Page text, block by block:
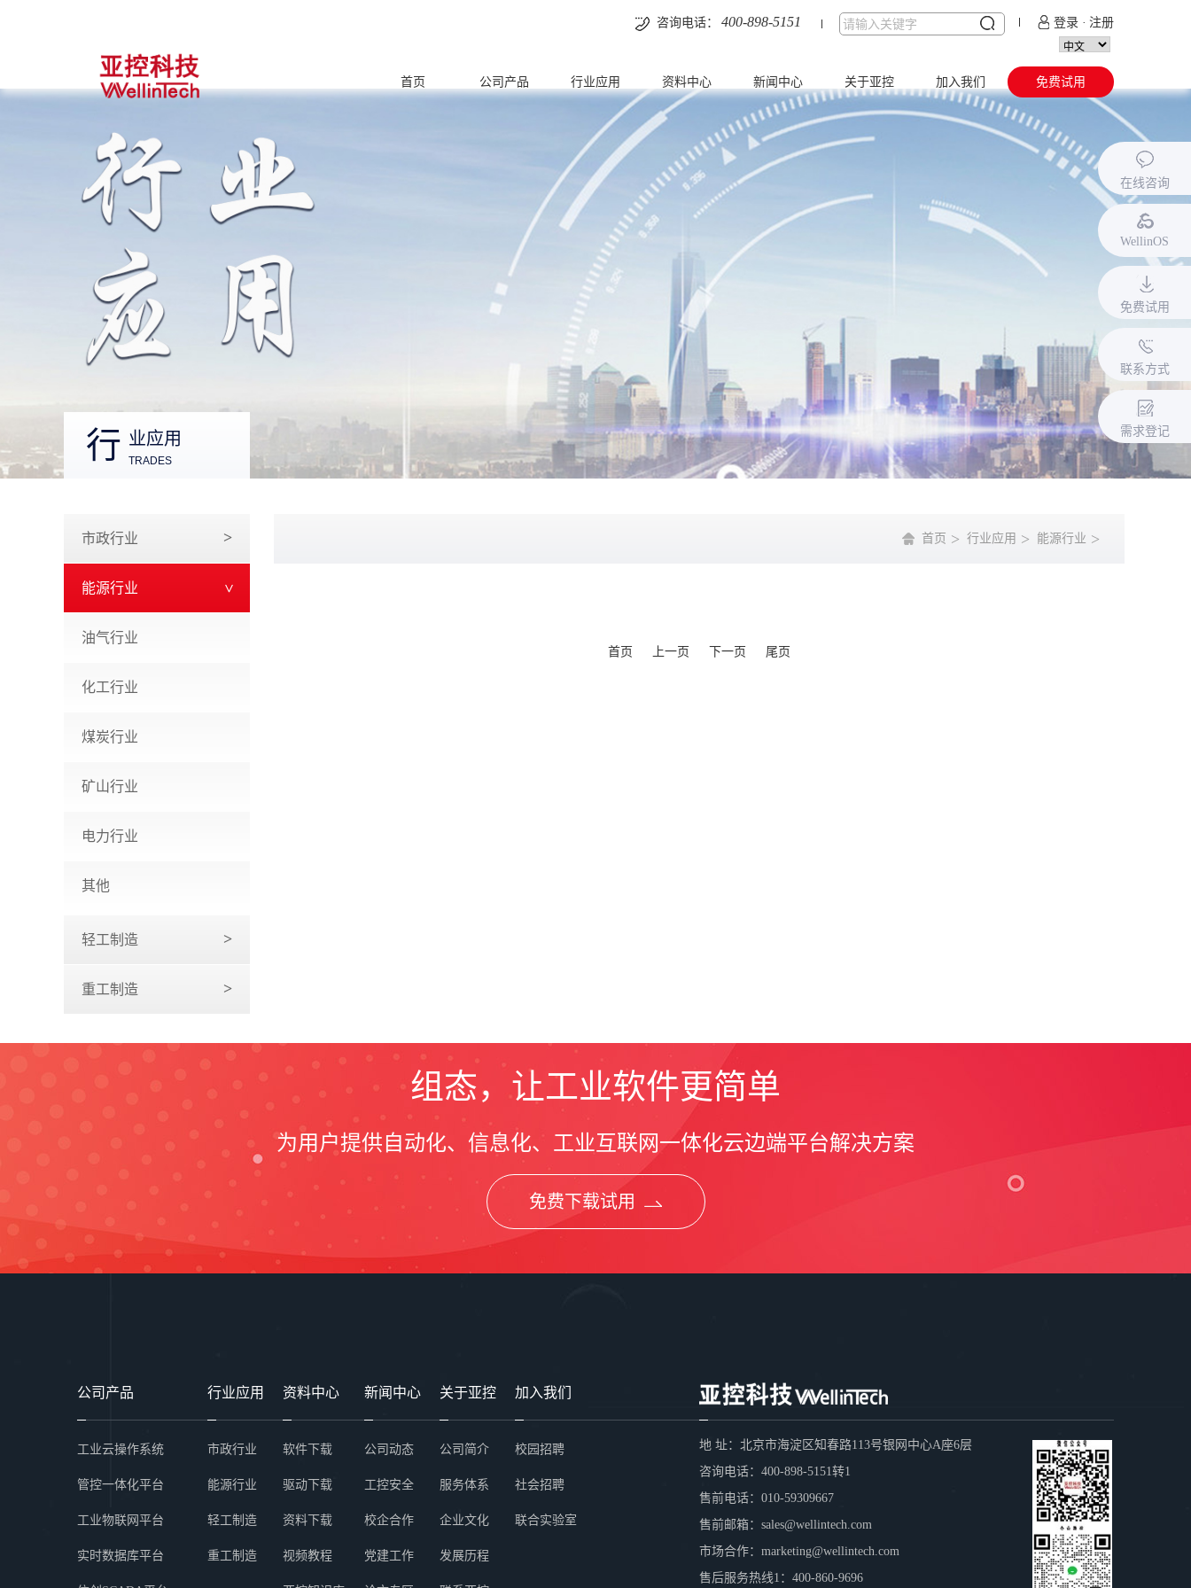
咨询电话： 400-898-5151 登录· 注册
首页 公司产品 行业应用 资料中心 新闻中心 关于亚控 加入我们 免费试用
实时数据库平台
信创SCADA平台
监控系统平台
市政行业
能源行业
轻工制造
重工制造
软件下载
驱动下载
资料下载
亚控知识库
公司动态
工控安全
党建工作
公司简介
企业文化 联合实验室
行 业应用
TRADES
市政行业
能源行业
油气行业
化工行业
煤炭行业
矿山行业
电力行业
其他
轻工制造
重工制造
首页 行业应用 能源行业
首页 上一页 下一页 尾页
组态，让工业软件更简单
为用户提供自动化、信息化、工业互联网一体化云边端平台解决方案
免费下载试用
公司产品
工业云操作系统
管控一体化平台
工业物联网平台
实时数据库平台
行业应用
市政行业
能源行业
轻工制造
重工制造
资料中心
软件下载
驱动下载
资料下载
视频教程
新闻中心
公司动态
工控安全
校企合作
党建工作
关于亚控
公司简介
服务体系
企业文化
发展历程
加入我们
校园招聘
社会招聘
联合实验室
地 址：北京市海淀区知春路113号银网中心A座6层
咨询电话：400-898-5151转1
售前电话：010-59309667
售前邮箱：sales@wellintech.com
市场合作：marketing@wellintech.com
售后服务热线1：400-860-9696
在线咨询
WellinOS
免费试用
联系方式
需求登记